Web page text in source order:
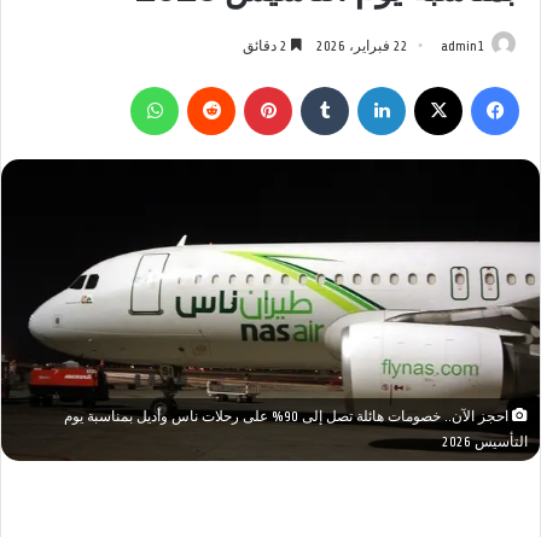
admin1 22 فبراير، 2026
فيسبوك لينكدإن بينتيريست
احجز الآن.. خصومات هائلة تصل إلى 90% على رحلات ناس وأديل بمناسبة يوم
التأسيس 2026